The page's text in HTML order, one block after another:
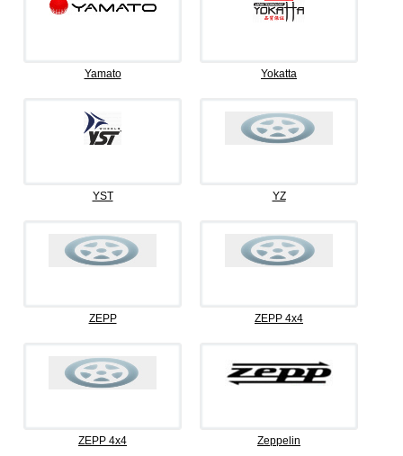
Yamato Yokatta
YST YZ
ZEPP ZEPP 4x4
ZEPP 4х4 Zeppelin